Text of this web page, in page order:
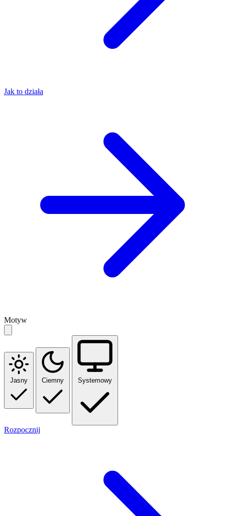
Jak to działa
Motyw
Jasny Ciemny Systemowy
Rozpocznij